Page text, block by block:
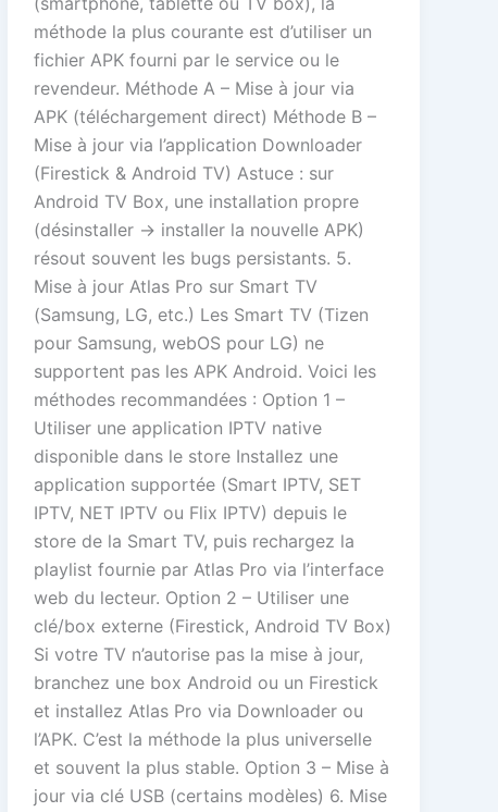
méthode la plus courante est d’utiliser un
fichier APK fourni par le service ou le
revendeur. Méthode A – Mise à jour via
APK (téléchargement direct) Méthode B –
Mise à jour via l’application Downloader
(Firestick & Android TV) Astuce : sur
Android TV Box, une installation propre
(désinstaller → installer la nouvelle APK)
résout souvent les bugs persistants. 5.
Mise à jour Atlas Pro sur Smart TV
(Samsung, LG, etc.) Les Smart TV (Tizen
pour Samsung, webOS pour LG) ne
supportent pas les APK Android. Voici les
méthodes recommandées : Option 1 –
Utiliser une application IPTV native
disponible dans le store Installez une
application supportée (Smart IPTV, SET
IPTV, NET IPTV ou Flix IPTV) depuis le
store de la Smart TV, puis rechargez la
playlist fournie par Atlas Pro via l’interface
web du lecteur. Option 2 – Utiliser une
clé/box externe (Firestick, Android TV Box)
Si votre TV n’autorise pas la mise à jour,
branchez une box Android ou un Firestick
et installez Atlas Pro via Downloader ou
l’APK. C’est la méthode la plus universelle
et souvent la plus stable. Option 3 – Mise à
jour via clé USB (certains modèles) 6. Mise